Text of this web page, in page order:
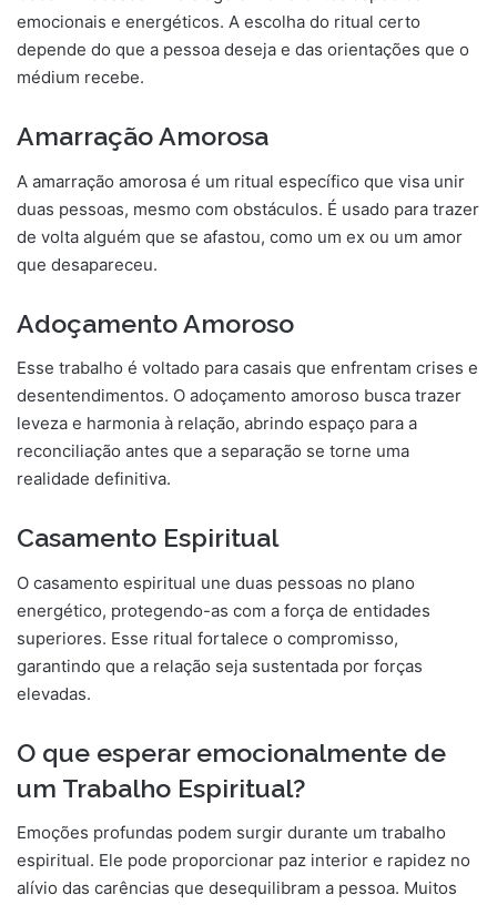
emocionais e energéticos. A escolha do ritual certo
depende do que a pessoa deseja e das orientações que o
médium recebe.
Amarração Amorosa
A amarração amorosa é um ritual específico que visa unir
duas pessoas, mesmo com obstáculos. É usado para trazer
de volta alguém que se afastou, como um ex ou um amor
que desapareceu.
Adoçamento Amoroso
Esse trabalho é voltado para casais que enfrentam crises e
desentendimentos. O adoçamento amoroso busca trazer
leveza e harmonia à relação, abrindo espaço para a
reconciliação antes que a separação se torne uma
realidade definitiva.
Casamento Espiritual
O casamento espiritual une duas pessoas no plano
energético, protegendo-as com a força de entidades
superiores. Esse ritual fortalece o compromisso,
garantindo que a relação seja sustentada por forças
elevadas.
O que esperar emocionalmente de
um Trabalho Espiritual?
Emoções profundas podem surgir durante um trabalho
espiritual. Ele pode proporcionar paz interior e rapidez no
alívio das carências que desequilibram a pessoa. Muitos